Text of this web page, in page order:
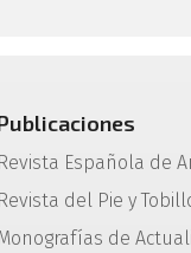
Revista Española de
Revista del Pie y
de